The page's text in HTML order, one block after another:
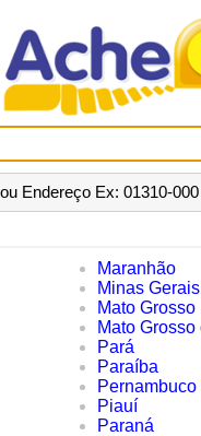
Endereço Ex: 01310-
Maranhão
Minas Gerais
Mato Grosso
Mato Grosso
Pará
Paraíba
Pernambuco
Piauí
Paraná